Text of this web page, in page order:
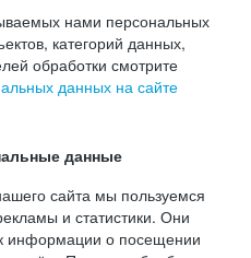
нами персональных
категорий данных,
обработки смотрите
данных на сайте
данные
сайта мы пользуемся
и статистики. Они
информации о посещении